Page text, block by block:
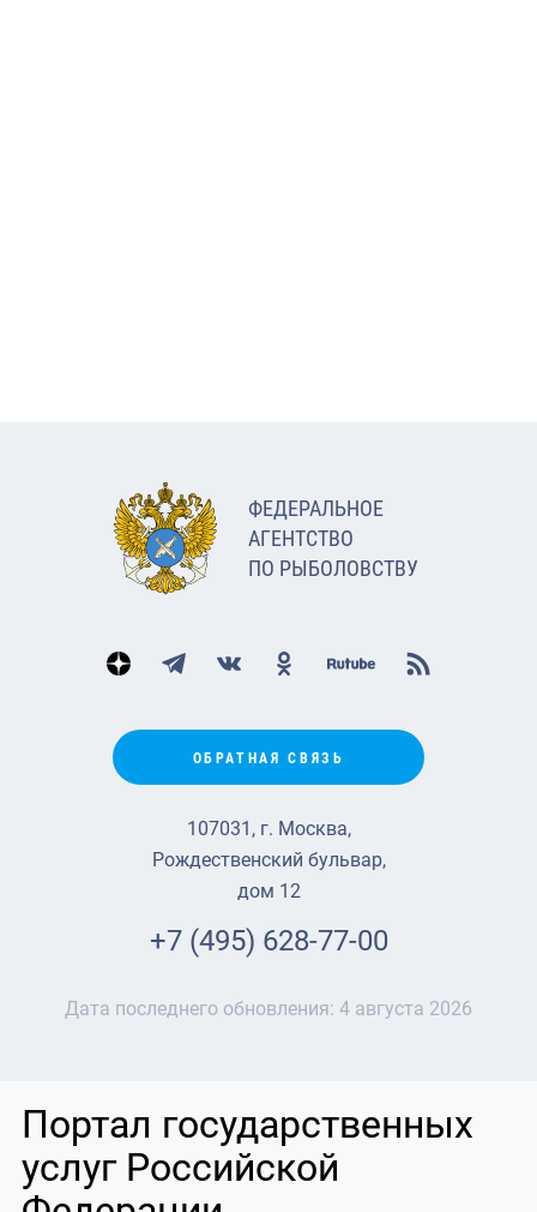
ФЕДЕРАЛЬНОЕ
АГЕНТСТВО
ПО РЫБОЛОВСТВУ
ОБРАТНАЯ СВЯЗЬ
107031, г. Москва,
Рождественский бульвар,
дом 12
+7 (495) 628-77-00
Дата последнего обновления: 4 августа 2026
Портал государственных
услуг Российской